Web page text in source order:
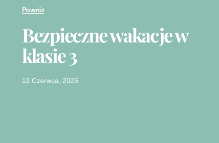
Powrót
Bezpieczne wakacje w
klasie 3
12 Czerwca, 2025